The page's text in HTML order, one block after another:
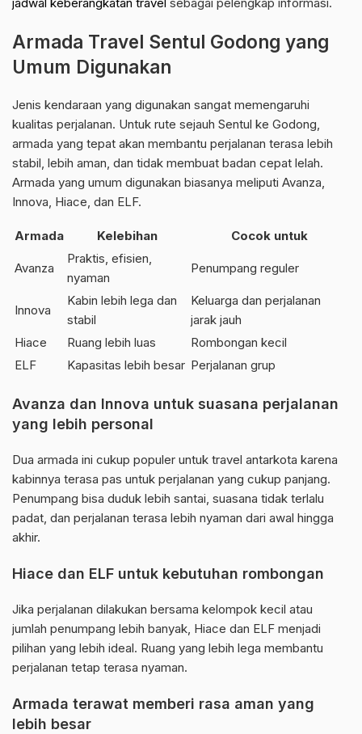
jadwal keberangkatan travel sebagai pelengkap informasi.
Armada Travel Sentul Godong yang
Umum Digunakan
Jenis kendaraan yang digunakan sangat memengaruhi
kualitas perjalanan. Untuk rute sejauh Sentul ke Godong,
armada yang tepat akan membantu perjalanan terasa lebih
stabil, lebih aman, dan tidak membuat badan cepat lelah.
Armada yang umum digunakan biasanya meliputi Avanza,
Innova, Hiace, dan ELF.
Armada Kelebihan Cocok untuk
Avanza
Praktis, efisien,
nyaman
Penumpang reguler
Innova
Kabin lebih lega dan
stabil
Keluarga dan perjalanan
jarak jauh
Hiace
Ruang lebih luas
Rombongan kecil
ELF
Kapasitas lebih besar Perjalanan grup
Avanza dan Innova untuk suasana perjalanan
yang lebih personal
Dua armada ini cukup populer untuk travel antarkota karena
kabinnya terasa pas untuk perjalanan yang cukup panjang.
Penumpang bisa duduk lebih santai, suasana tidak terlalu
padat, dan perjalanan terasa lebih nyaman dari awal hingga
akhir.
Hiace dan ELF untuk kebutuhan rombongan
Jika perjalanan dilakukan bersama kelompok kecil atau
jumlah penumpang lebih banyak, Hiace dan ELF menjadi
pilihan yang lebih ideal. Ruang yang lebih lega membantu
perjalanan tetap terasa nyaman.
Armada terawat memberi rasa aman yang
lebih besar